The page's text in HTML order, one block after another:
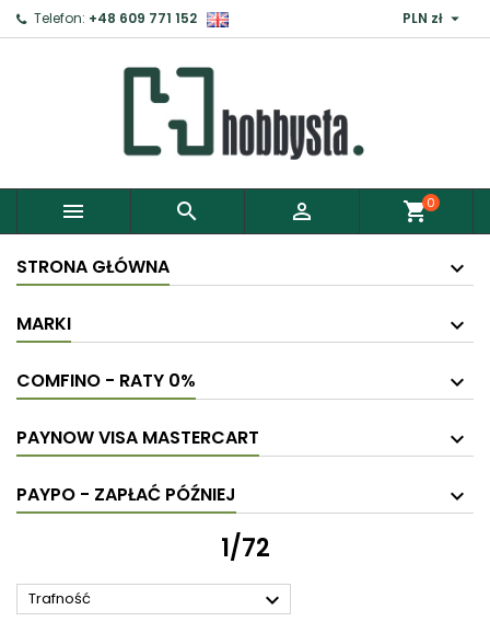
Telefon: +48 609 771 152 PLN zł 
   shopping_cart0
STRONA GŁÓWNA
MARKI
COMFINO - RATY 0%
PAYNOW VISA MASTERCART
PAYPO - ZAPŁAĆ PÓŹNIEJ
1/72
Trafność 
Zaloguj ×
Aby zapisać produkty do Schowka, musisz się
Anuluj Zaloguj